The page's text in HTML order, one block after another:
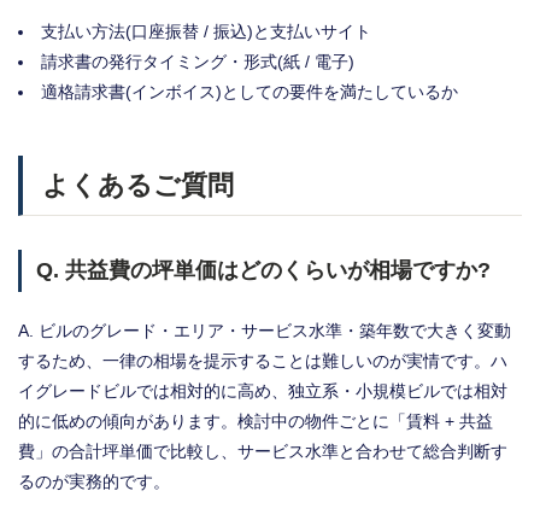
支払い方法(口座振替 / 振込)と支払いサイト
請求書の発行タイミング・形式(紙 / 電子)
適格請求書(インボイス)としての要件を満たしているか
よくあるご質問
Q. 共益費の坪単価はどのくらいが相場ですか?
A. ビルのグレード・エリア・サービス水準・築年数で大きく変動
するため、一律の相場を提示することは難しいのが実情です。ハ
イグレードビルでは相対的に高め、独立系・小規模ビルでは相対
的に低めの傾向があります。検討中の物件ごとに「賃料 + 共益
費」の合計坪単価で比較し、サービス水準と合わせて総合判断す
るのが実務的です。